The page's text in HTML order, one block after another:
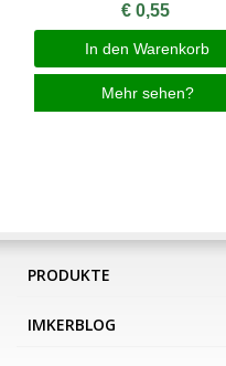
€ 0,55
In den Warenkorb
Mehr sehen?
PRODUKTE
IMKERBLOG